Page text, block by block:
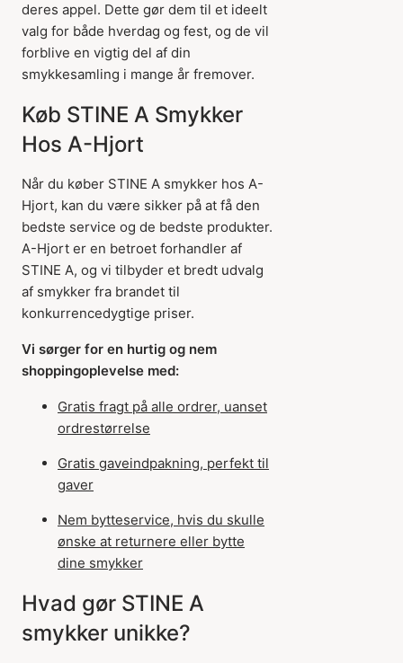
deres appel. Dette gør dem til et ideelt
valg for både hverdag og fest, og de vil
forblive en vigtig del af din
smykkesamling i mange år fremover.
Køb STINE A Smykker
Hos A-Hjort
Når du køber STINE A smykker hos A-
Hjort, kan du være sikker på at få den
bedste service og de bedste produkter.
A-Hjort er en betroet forhandler af
STINE A, og vi tilbyder et bredt udvalg
af smykker fra brandet til
konkurrencedygtige priser.
Vi sørger for en hurtig og nem
shoppingoplevelse med:
Gratis fragt på alle ordrer, uanset
ordrestørrelse
Gratis gaveindpakning, perfekt til
gaver
Nem bytteservice, hvis du skulle
ønske at returnere eller bytte
dine smykker
Hvad gør STINE A
smykker unikke?